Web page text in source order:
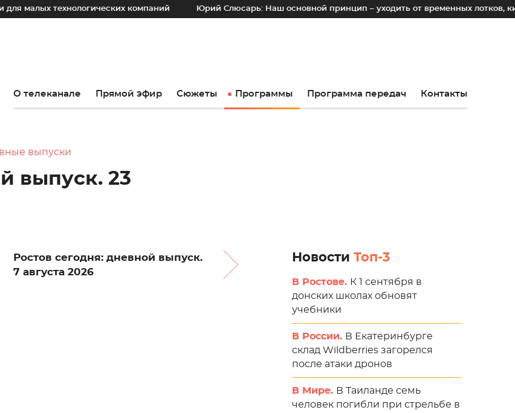
компаний Юрий Слюсарь: Наш основной принцип – уходить от временных лотков, киосков и
О телеканале Прямой эфир Сюжеты Программы Программа передач Контакты
выпуски
выпуск. 23
Ростов сегодня: дневной выпуск.
7 августа 2026
Новости Топ-3
В Ростове. К 1 сентября в
донских школах обновят
учебники
В России. В Екатеринбурге
склад Wildberries загорелся
после атаки дронов
В Мире. В Таиланде семь
человек погибли при стрельбе в